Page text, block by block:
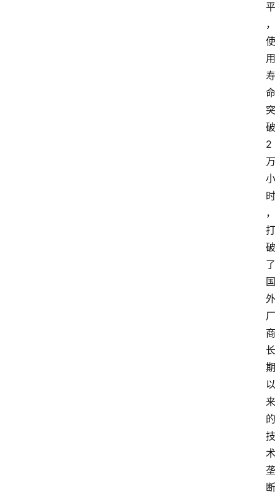
平
，
使
用
寿
命
突
破
2
万
小
时
，
打
破
了
国
外
厂
商
长
期
以
来
的
技
术
垄
断